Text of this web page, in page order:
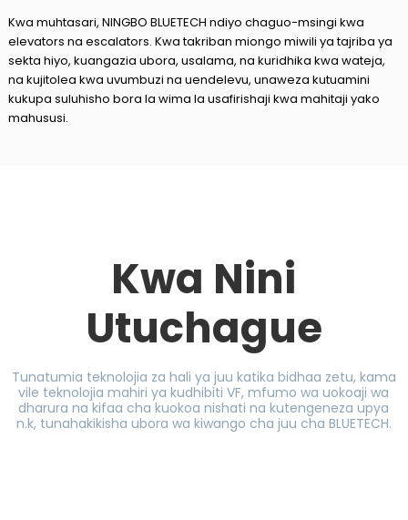
Kwa muhtasari, NINGBO BLUETECH ndiyo chaguo-msingi kwa
elevators na escalators. Kwa takriban miongo miwili ya tajriba ya
sekta hiyo, kuangazia ubora, usalama, na kuridhika kwa wateja,
na kujitolea kwa uvumbuzi na uendelevu, unaweza kutuamini
kukupa suluhisho bora la wima la usafirishaji kwa mahitaji yako
mahususi.
Kwa Nini
Utuchague
Tunatumia teknolojia za hali ya juu katika bidhaa zetu, kama
vile teknolojia mahiri ya kudhibiti VF, mfumo wa uokoaji wa
dharura na kifaa cha kuokoa nishati na kutengeneza upya
n.k, tunahakikisha ubora wa kiwango cha juu cha BLUETECH.